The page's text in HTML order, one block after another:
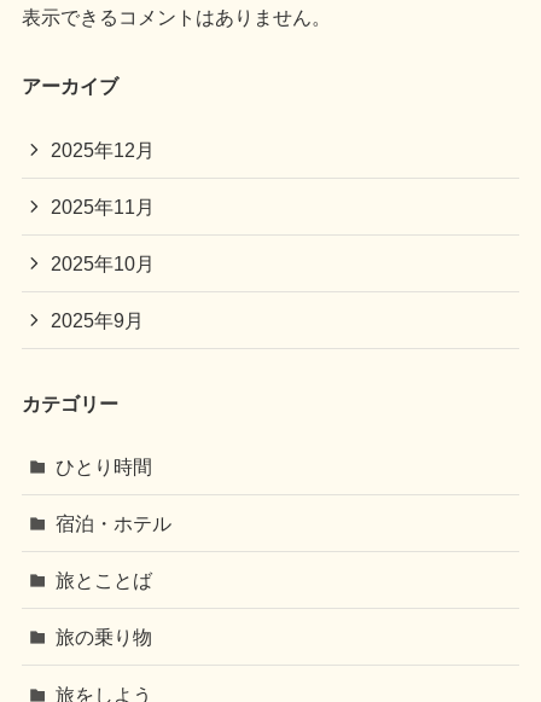
表示できるコメントはありません。
アーカイブ
2025年12月
2025年11月
2025年10月
2025年9月
カテゴリー
ひとり時間
宿泊・ホテル
旅とことば
旅の乗り物
旅をしよう